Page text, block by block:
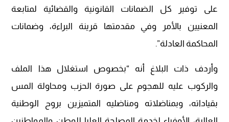
على توفير كل الضمانات القانونية والقضائية لمتابعة
المعنيين بالأمر وفي مقدمتها قرينة البراءة، وضمانات
المحاكمة العادلة”.
وأردف ذات البلاغ أنه “بخصوص استغلال هذا الملف
والركوب عليه للهجوم على صورة الحزب ومحاولة المس
بقياداته، وبمناضلاته ومناضليه المتميزين بروح الوطنية